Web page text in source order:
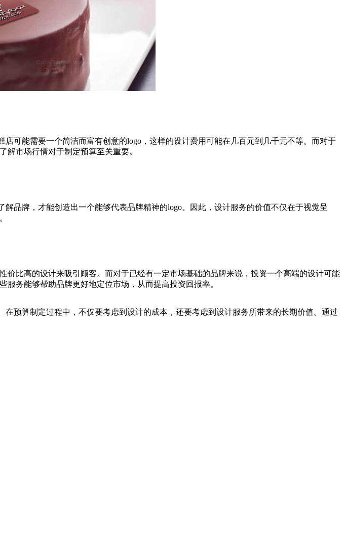
可能需要一个简洁而富有创意的logo，这样的设计费用可能在几百元到几千元不等。而对于
解市场行情对于制定预算至关重要。
品牌，才能创造出一个能够代表品牌精神的logo。因此，设计服务的价值不仅在于视觉呈
比高的设计来吸引顾客。而对于已经有一定市场基础的品牌来说，投资一个高端的设计可能
务能够帮助品牌更好地定位市场，从而提高投资回报率。
预算制定过程中，不仅要考虑到设计的成本，还要考虑到设计服务所带来的长期价值。通过